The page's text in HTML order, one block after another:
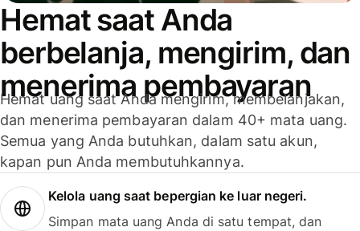
Hemat saat Anda
berbelanja, mengirim, dan
menerima pembayaran
Hemat uang saat Anda mengirim, membelanjakan,
dan menerima pembayaran dalam 40+ mata uang.
Semua yang Anda butuhkan, dalam satu akun,
kapan pun Anda membutuhkannya.
Kelola uang saat bepergian ke luar negeri.
Simpan mata uang Anda di satu tempat, dan